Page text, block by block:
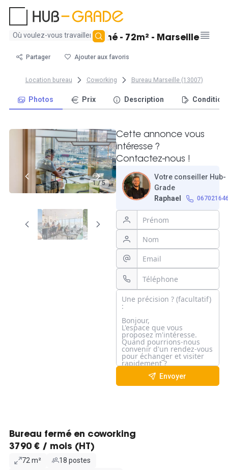
Aucun
trouvé
Beau bureau fermé - 72m² - Marseille
Partager Ajouter aux favoris
Location bureau Coworking Bureau Marseille (13007)
Photos Prix Description
1 / 5
Cette annonce vous
intéresse ?
Contactez-nous !
Votre conseiller Hub-
Grade
Raphael
Envoyer
Bureau fermé en coworking
3790 € / mois (HT)
72 m²
18 postes